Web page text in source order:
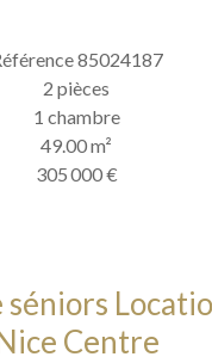
85024187
2 pièces
1 chambre
49.00m²
305 000 €
séniors
Centre